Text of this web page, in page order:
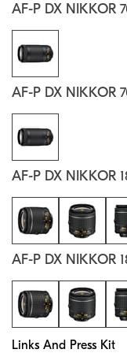
AF-P DX NIKKOR
AF-P DX NIKKOR
AF-P DX NIKKOR
AF-P DX NIKKOR
Links And Press Kit